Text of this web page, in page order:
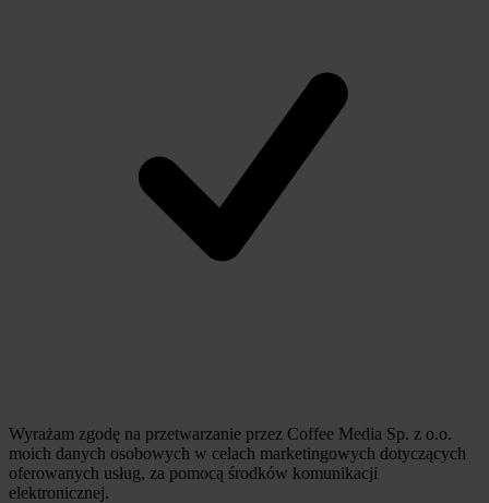
Wyrażam zgodę na przetwarzanie przez Coffee Media Sp. z o.o.
moich danych osobowych w celach marketingowych dotyczących
oferowanych usług, za pomocą środków komunikacji
elektronicznej.